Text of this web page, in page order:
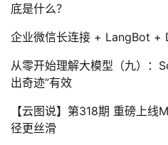
底是什么？
企业微信长连接 + LangBot +
从零开始理解大模型（九）
出奇迹”有效
【云图说】第318期 重磅上线
径更丝滑